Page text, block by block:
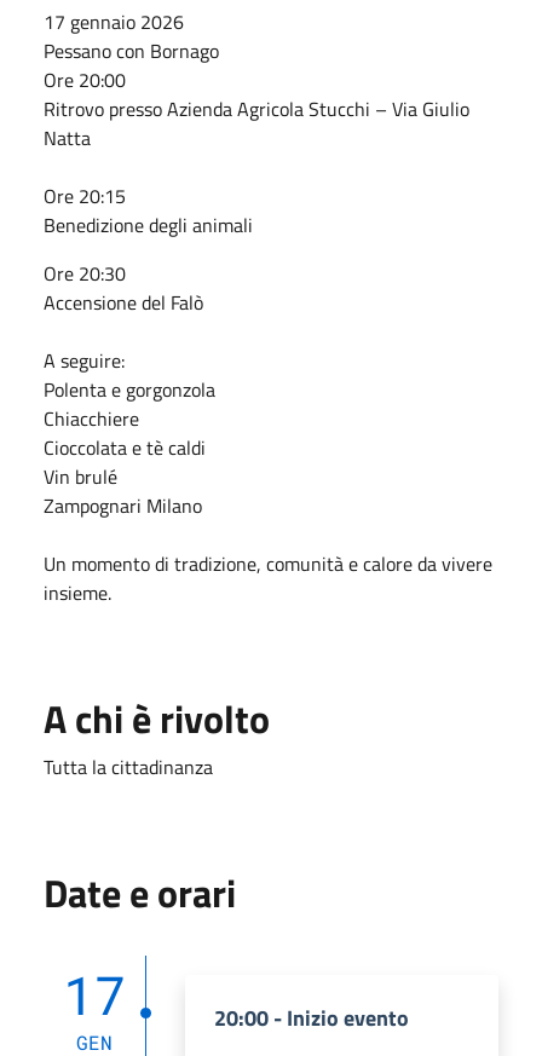
17 gennaio 2026
Pessano con Bornago
Ore 20:00
Ritrovo presso Azienda Agricola Stucchi – Via Giulio
Natta
Ore 20:15
Benedizione degli animali
Ore 20:30
Accensione del Falò
A seguire:
Polenta e gorgonzola
Chiacchiere
Cioccolata e tè caldi
Vin brulé
Zampognari Milano
Un momento di tradizione, comunità e calore da vivere
insieme.
A chi è rivolto
Tutta la cittadinanza
Date e orari
17
GEN
20:00 - Inizio evento